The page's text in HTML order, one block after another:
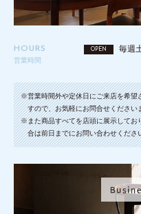
HOURS
営業時間
OPEN 毎週
※営業時間外や定休日にご来店を希望
すので、お気軽にお問合せください
※また商品すべてを店頭に展示してお
合は前日までにお問い合わせくださ